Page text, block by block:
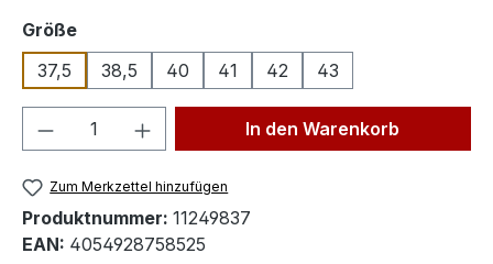
Größeauswählen
37,5
38,5 40 41 42 43
Produkt Anzahl: Gib denIn den Warenkorb
Zum Merkzettel hinzufügen
Produktnummer: 11249837
EAN: 4054928758525